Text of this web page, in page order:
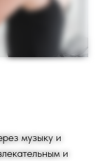
музыку и
и